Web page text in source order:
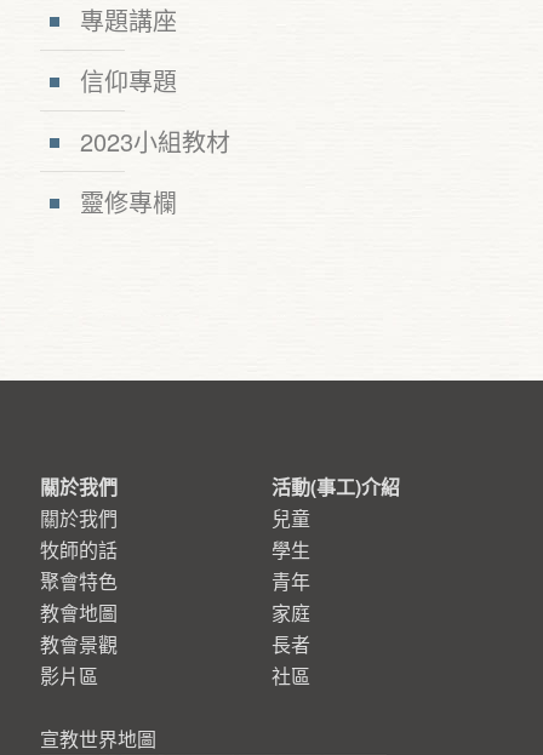
專題講座
信仰專題
2023小組教材
靈修專欄
關於我們
關於我們
牧師的話
聚會特色
教會地圖
教會景觀
影片區
宣教世界地圖
活動(事工)介紹
兒童
學生
青年
家庭
長者
社區